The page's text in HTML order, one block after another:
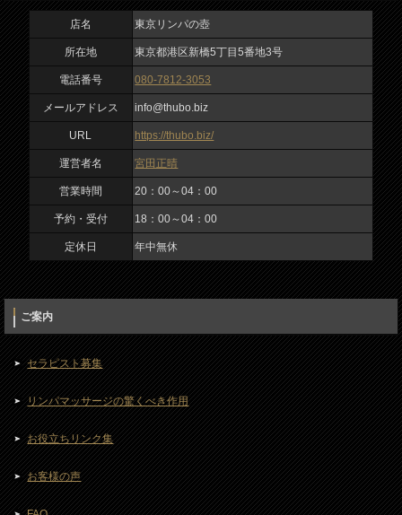
入力内容を確認しました
私は、ロボットではありません
宮田正晴
営業時間
20：00～04：00
定休日
年中無休
店名 東京リンパの壺
所在地 東京都港区新橋5丁目5番地3号
電話番号 080-7812-3053
メールアドレス info@thubo.biz
URL https://thubo.biz/
運営者名 宮田正晴
営業時間 20：00～04：00
予約・受付 18：00～04：00
定休日 年中無休
ご案内
セラピスト募集
リンパマッサージの驚くべき作用
お役立ちリンク集
お客様の声